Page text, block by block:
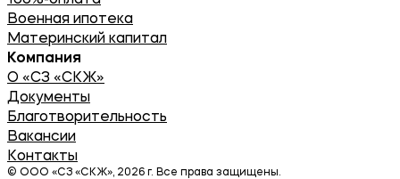
Военная ипотека
Материнский капитал
Компания
О «СЗ «СКЖ»
Документы
Благотворительность
Вакансии
Контакты
© ООО «СЗ «СКЖ», 2026 г. Все права защищены.